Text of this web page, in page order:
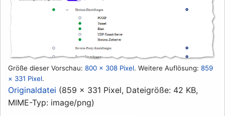
Größe dieser Vorschau: 800 × 308 Pixel. Weitere Auflösung: 859
× 331 Pixel.
Originaldatei (859 × 331 Pixel, Dateigröße: 42 KB,
MIME-Typ: image/png)